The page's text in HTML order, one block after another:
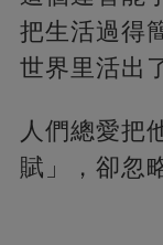
把生活過得
世界里活出
人們總愛把
賦」，卻忽